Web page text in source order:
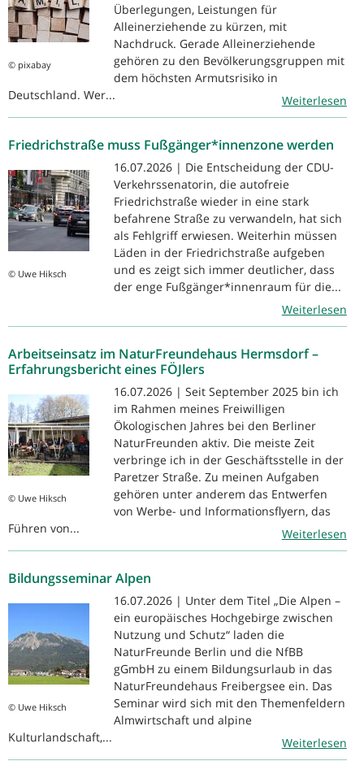
© pixabay
Überlegungen, Leistungen für
Alleinerziehende zu kürzen, mit
Nachdruck. Gerade Alleinerziehende
gehören zu den Bevölkerungsgruppen mit
dem höchsten Armutsrisiko in
Deutschland. Wer...
Weiterlesen
Friedrichstraße muss Fußgänger*innenzone werden
© Uwe Hiksch
16.07.2026 | Die Entscheidung der CDU-
Verkehrssenatorin, die autofreie
Friedrichstraße wieder in eine stark
befahrene Straße zu verwandeln, hat sich
als Fehlgriff erwiesen. Weiterhin müssen
Läden in der Friedrichstraße aufgeben
und es zeigt sich immer deutlicher, dass
der enge Fußgänger*innenraum für die...
Weiterlesen
Arbeitseinsatz im NaturFreundehaus Hermsdorf –
Erfahrungsbericht eines FÖJlers
© Uwe Hiksch
16.07.2026 | Seit September 2025 bin ich
im Rahmen meines Freiwilligen
Ökologischen Jahres bei den Berliner
NaturFreunden aktiv. Die meiste Zeit
verbringe ich in der Geschäftsstelle in der
Paretzer Straße. Zu meinen Aufgaben
gehören unter anderem das Entwerfen
von Werbe- und Informationsflyern, das
Führen von...
Weiterlesen
Bildungsseminar Alpen
© Uwe Hiksch
16.07.2026 | Unter dem Titel „Die Alpen –
ein europäisches Hochgebirge zwischen
Nutzung und Schutz“ laden die
NaturFreunde Berlin und die NfBB
gGmbH zu einem Bildungsurlaub in das
NaturFreundehaus Freibergsee ein. Das
Seminar wird sich mit den Themenfeldern
Almwirtschaft und alpine
Kulturlandschaft,...
Weiterlesen